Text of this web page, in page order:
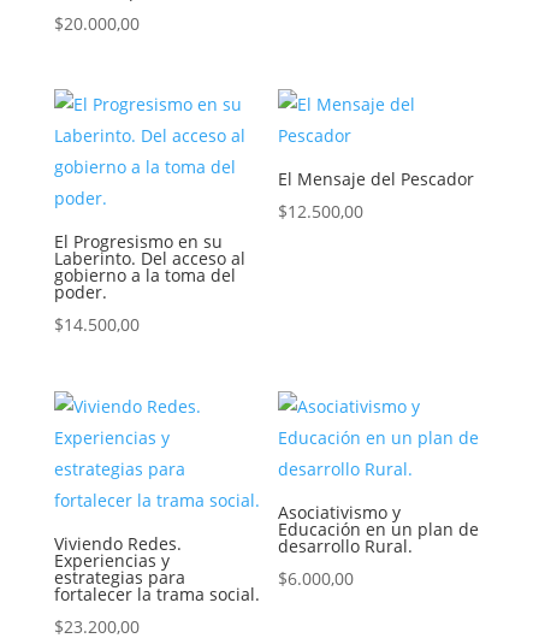
$20.000,00
El Progresismo en su
Laberinto. Del acceso al
gobierno a la toma del
poder.
$14.500,00
El Mensaje del Pescador
$12.500,00
Viviendo Redes.
Experiencias y
estrategias para
fortalecer la trama social.
$23.200,00
Asociativismo y
Educación en un plan de
desarrollo Rural.
$6.000,00